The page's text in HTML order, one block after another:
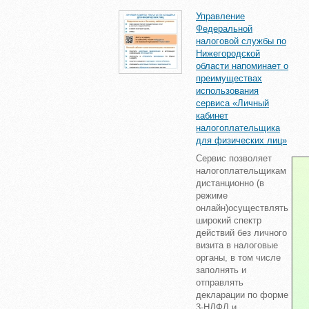
Управление
Федеральной
налоговой службы по
Нижегородской
области напоминает о
преимуществах
использования
сервиса «Личный
кабинет
налогоплательщика
для физических лиц»
Сервис позволяет
налогоплательщикам
дистанционно (в
режиме
онлайн)осуществлять
широкий спектр
действий без личного
визита в налоговые
органы, в том числе
заполнять и
отправлять
декларации по форме